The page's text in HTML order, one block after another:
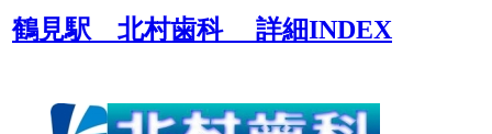
鶴見駅 北村歯科 詳細INDEX